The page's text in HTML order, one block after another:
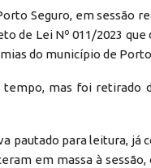
Seguro, em sessão
de Lei Nº 011/2023
do município de
mas foi retirado
pautado para leitura, já
em massa à